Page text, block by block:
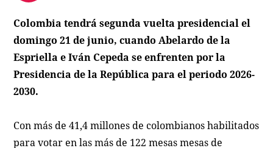
Colombia tendrá segunda vuelta presidencial el
domingo 21 de junio, cuando Abelardo de la
Espriella e Iván Cepeda se enfrenten por la
Presidencia de la República para el periodo 2026-
2030.
Con más de 41,4 millones de colombianos habilitados
para votar en las más de 122 mesas mesas de